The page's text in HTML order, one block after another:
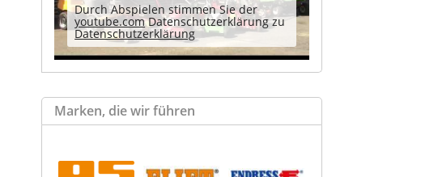
Durch Abspielen stimmen Sie der
youtube.comDatenschutzerklärung zu
Datenschutzerklärung
Marken, die wir führen